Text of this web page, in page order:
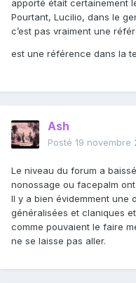
apporté était certainement
Pourtant, Lucilio, dans le
c’est pas vraiment une
est une référence dans la
Ash
Posté 19 novembre
Le niveau du forum a
nonossage ou facepalm
Il y a bien évidemment une
généralisées et claniques
comme pouvaient le faire
ne se laisse pas aller.